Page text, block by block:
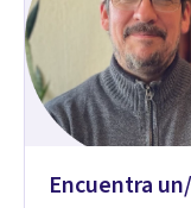
simbólico con el
proceso
personalizada.
Encuentra